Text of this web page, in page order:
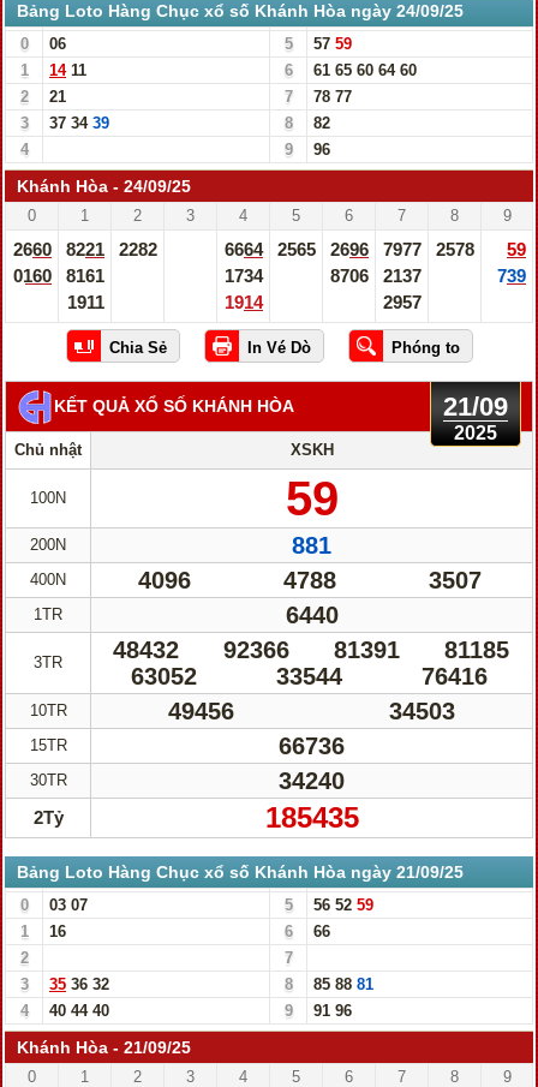
Bảng Loto Hàng Chục xổ số Khánh Hòa ngày 24/09/25
0 06 5 57 59
1
14 11 6 61 65 60 64 60
2
21 7 78 77
3
37 34 39 8
82
4
9 96
Khánh Hòa - 24/09/25
0 1 2 3 4 5 6 7 8 9
2660
0160
8221
8161
1911
2282
6664
1734
1914
2565
2696
8706
7977
2137
2957
2578
59
739
KẾT QUẢ XỔ SỐ KHÁNH HÒA 21/09
2025
Chủ nhật XSKH
100N 59
200N 881
400N 4096 4788 3507
1TR 6440
3TR 48432 92366 81391
81185
63052
33544 76416
10TR 49456 34503
15TR 66736
30TR 34240
2Tỷ 185435
Bảng Loto Hàng Chục xổ số Khánh Hòa ngày 21/09/25
0 03 07 5 56 52 59
1
16 6
66
2
7
3
35 36 32 8 85 88 81
4
40 44 40 9 91 96
Khánh Hòa - 21/09/25
0 1 2 3 4 5 6 7 8 9